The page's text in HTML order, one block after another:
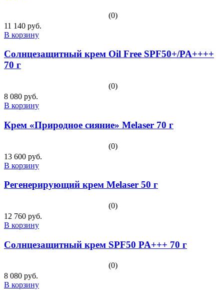
(0)
11 140 руб.
В корзину
Солнцезащитный крем Oil Free SPF50+/PA++++
70 г
(0)
8 080 руб.
В корзину
Крем «Природное сияние» Melaser 70 г
(0)
13 600 руб.
В корзину
Регенерирующий крем Melaser 50 г
(0)
12 760 руб.
В корзину
Солнцезащитный крем SPF50 PA+++ 70 г
(0)
8 080 руб.
В корзину